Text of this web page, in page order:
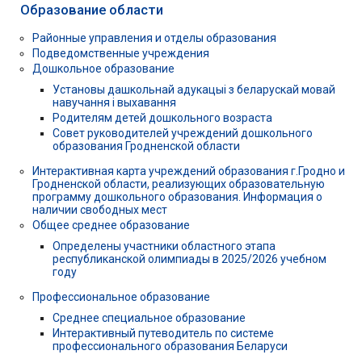
Образование области
Районные управления и отделы образования
Подведомственные учреждения
Дошкольное образование
Установы дашкольнай адукацыі з беларускай мовай
навучання і выхавання
Родителям детей дошкольного возраста
Совет руководителей учреждений дошкольного
образования Гродненской области
Интерактивная карта учреждений образования г.Гродно и
Гродненской области, реализующих образовательную
программу дошкольного образования. Информация о
наличии свободных мест
Общее среднее образование
Определены участники областного этапа
республиканской олимпиады в 2025/2026 учебном
году
Профессиональное образование
Среднее специальное образование
Интерактивный путеводитель по системе
профессионального образования Беларуси